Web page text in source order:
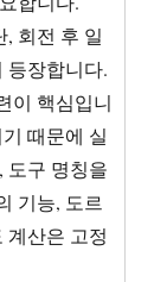
회전 후 일
등장합니다.
이 핵심입니
때문에 실
도구 명칭을
기능, 도르
계산은 고정